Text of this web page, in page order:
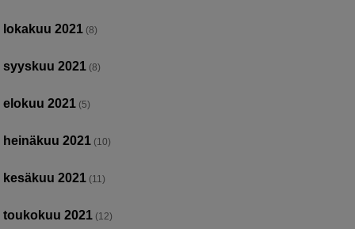
lokakuu 2021 (8)
syyskuu 2021 (8)
elokuu 2021 (5)
heinäkuu 2021 (10)
kesäkuu 2021 (11)
toukokuu 2021 (12)